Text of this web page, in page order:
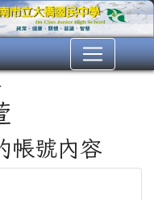
帳號內容